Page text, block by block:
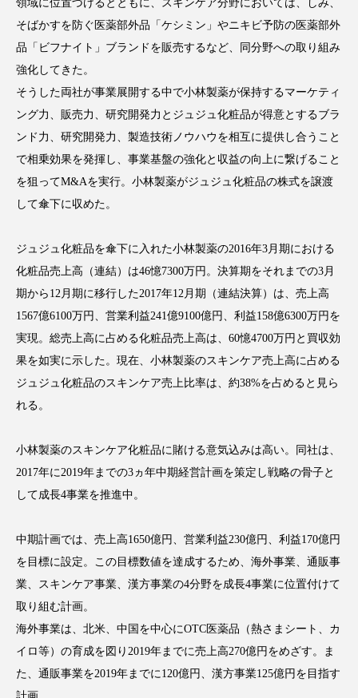
コグニティブヘルス コスト削減
コルチゾール サステナビリティ
サステナブル美容 サプライチェーン
サプリ サロンクレンジング サロン戦略
スカルプ クレンジング 頻度 スカルプケア
スキンケア スキンケア 習慣
スマートウォッチ スマートパッチ
スマートリング
セラミド保湿 セルフケア
ソーシャルコマース
デジタルデトックス デトックス
ナイトプロテイン ナイトルーティン 金木犀
パーソナライズ バーチャルメイク
領域に位置づけるとともに、スキンケア分野においては、しみ、
そばかすを防ぐ医薬部外品「ケシミン」やニキビ予防の医薬部外
品「ビフナイト」ブランドを販売するなど、同分野への取り組み
強化してきた。
そうした両社が事業展開する中で小林製薬が保持するマーケティ
ング力、販売力、研究開発力とジュジュ化粧品が得意とするブラ
ンド力、研究開発力、製造技術ノウハウを相互に提供し合うこと
で相乗効果を発揮し、事業基盤の強化と収益の向上に繋げること
を狙ってM&Aを実行。小林製薬がジュジュ化粧品の株式を譲渡
して傘下に収めた。
ジュジュ化粧品を傘下に入れた小林製薬の2016年3月期における
化粧品売上高（連結）は46憶7300万円。決算期をそれまでの3月
期から12月期に移行した2017年12月期（連結決算）は、売上高
1567億6100万円、営業利益241億9100億円、利益158億6300万円を
実現。総売上高に占める化粧品売上高は、60憶4700万円と買収効
果を如実に示した。現在、小林製薬のスキンケア売上高に占める
ジュジュ化粧品のスキンケア売上比率は、約38%を占めると見ら
れる。
小林製薬のスキンケア化粧品に賭ける意気込みは高い。同社は、
2017年に2019年までの3ヵ年中期経営計画を策定し戦略の骨子と
して成長4事業を推進中。
中期計画では、売上高1650億円、営業利益230億円、利益170億円
を目標に設定。この目標数値を達成するため、海外事業、通販事
業、スキンケア事業、漢方事業の4分野を成長4事業に位置付けて
取り組む計画。
海外事業は、北米、中国を中心にOTC医薬品（熱さまシート、カ
イロ等）の育成を図り2019年までに売上高270億円をめざす。ま
た、通販事業を2019年までに120億円、漢方事業125億円を目指す